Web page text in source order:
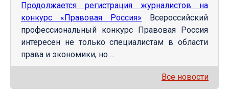
Продолжается регистрация журналистов на
конкурс «Правовая Россия» Всероссийский
профессиональный конкурс Правовая Россия
интересен не только специалистам в области
права и экономики, но ...
Все новости